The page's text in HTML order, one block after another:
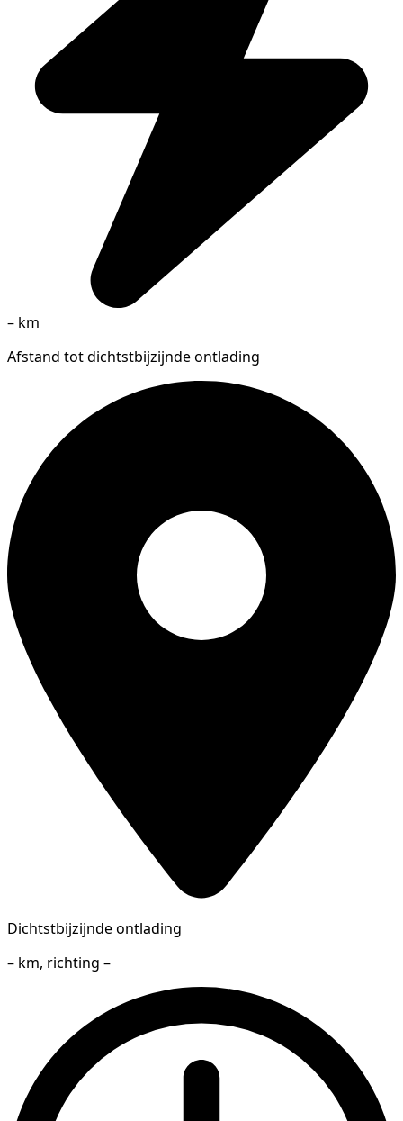
– km
Afstand tot dichtstbijzijnde ontlading
Dichtstbijzijnde ontlading
– km, richting –